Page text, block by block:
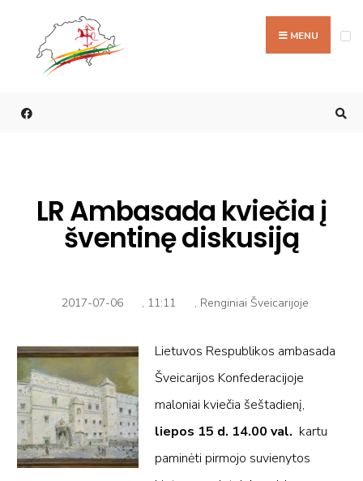
MENU
LR Ambasada kviečia į
šventinę diskusiją
2017-07-06 , 11:11 , Renginiai Šveicarijoje
Lietuvos Respublikos ambasada
Šveicarijos Konfederacijoje
maloniai kviečia šeštadienį,
liepos 15 d. 14.00 val. kartu
paminėti pirmojo suvienytos